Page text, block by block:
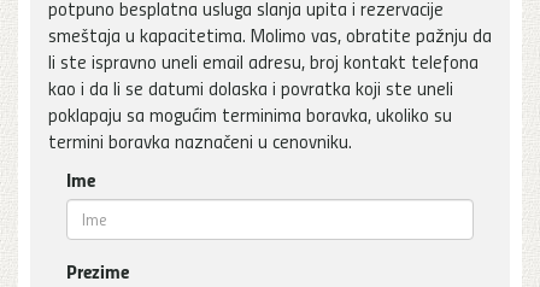
potpuno besplatna usluga slanja upita i rezervacije
smeštaja u kapacitetima. Molimo vas, obratite pažnju da
li ste ispravno uneli email adresu, broj kontakt telefona
kao i da li se datumi dolaska i povratka koji ste uneli
poklapaju sa mogućim terminima boravka, ukoliko su
termini boravka naznačeni u cenovniku.
Ime
Prezime